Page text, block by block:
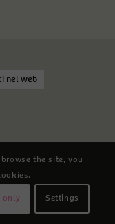
nel web
the site, you
only Settings